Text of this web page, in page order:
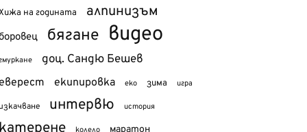
на годината алпинизъм
бягане видео
доц. Сандю Бешев
екипировка еко зима игра
интервю история
колело маратон